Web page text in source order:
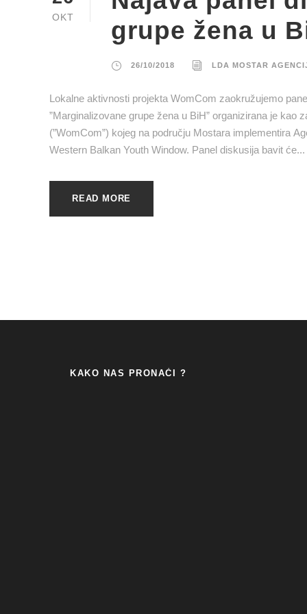
OKT
grupe žena u
26/10/2018 LDA MOSTAR
Lokalne aktivnosti projekta WomCom zaokružujemo
”Marginalizovane grupe žena u BiH” organizirana je kao
(”WomCom”) kojeg na području Mostara implementira
Western Balkan Youth Window. Panel diskusija bavit će...
READ MORE
KAKO NAS PRONAĆI ?